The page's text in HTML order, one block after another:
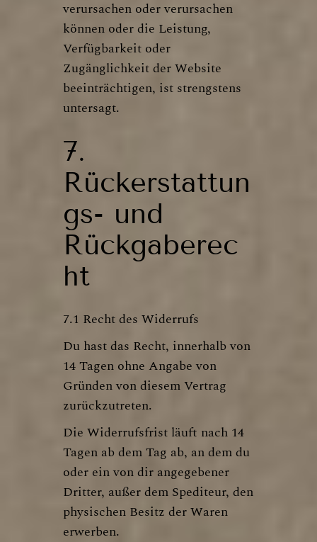
verursachen oder verursachen
können oder die Leistung,
Verfügbarkeit oder
Zugänglichkeit der Website
beeinträchtigen, ist strengstens
untersagt.
7.
Rückerstattun
gs- und
Rückgaberec
ht
7.1 Recht des Widerrufs
Du hast das Recht, innerhalb von
14 Tagen ohne Angabe von
Gründen von diesem Vertrag
zurückzutreten.
Die Widerrufsfrist läuft nach 14
Tagen ab dem Tag ab, an dem du
oder ein von dir angegebener
Dritter, außer dem Spediteur, den
physischen Besitz der Waren
erwerben.